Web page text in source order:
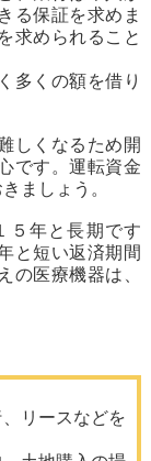
る保証を求めま
求められること
多くの額を借り
しくなるため開
です。運転資金
ましょう。
５年と長期です
と短い返済期間
医療機器は、
リースなどを